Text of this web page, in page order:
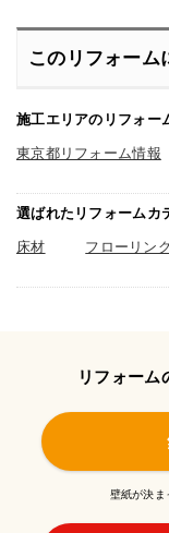
このリフォーム
施工エリアのリフォー
東京都リフォーム情報
選ばれたリフォームカ
床材 フローリン
リフォーム
壁紙が決ま